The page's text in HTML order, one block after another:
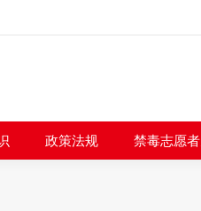
政策法规 禁毒志愿
毒品知识 政策法规